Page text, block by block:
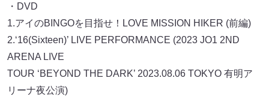
・DVD
1.アイのBINGOを目指せ！LOVE MISSION HIKER (前編)
2.‘16(Sixteen)’ LIVE PERFORMANCE (2023 JO1 2ND
ARENA LIVE
TOUR ‘BEYOND THE DARK’ 2023.08.06 TOKYO 有明ア
リーナ夜公演)